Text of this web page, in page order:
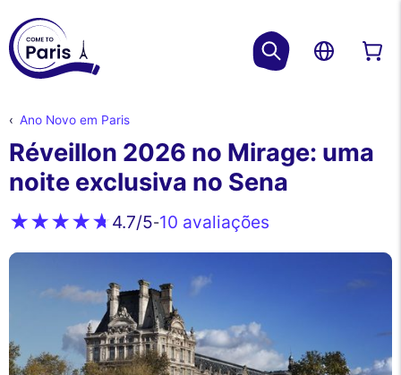
Ano Novo em Paris
Réveillon 2026 no Mirage: uma
noite exclusiva no Sena
4.7/5-10 avaliações